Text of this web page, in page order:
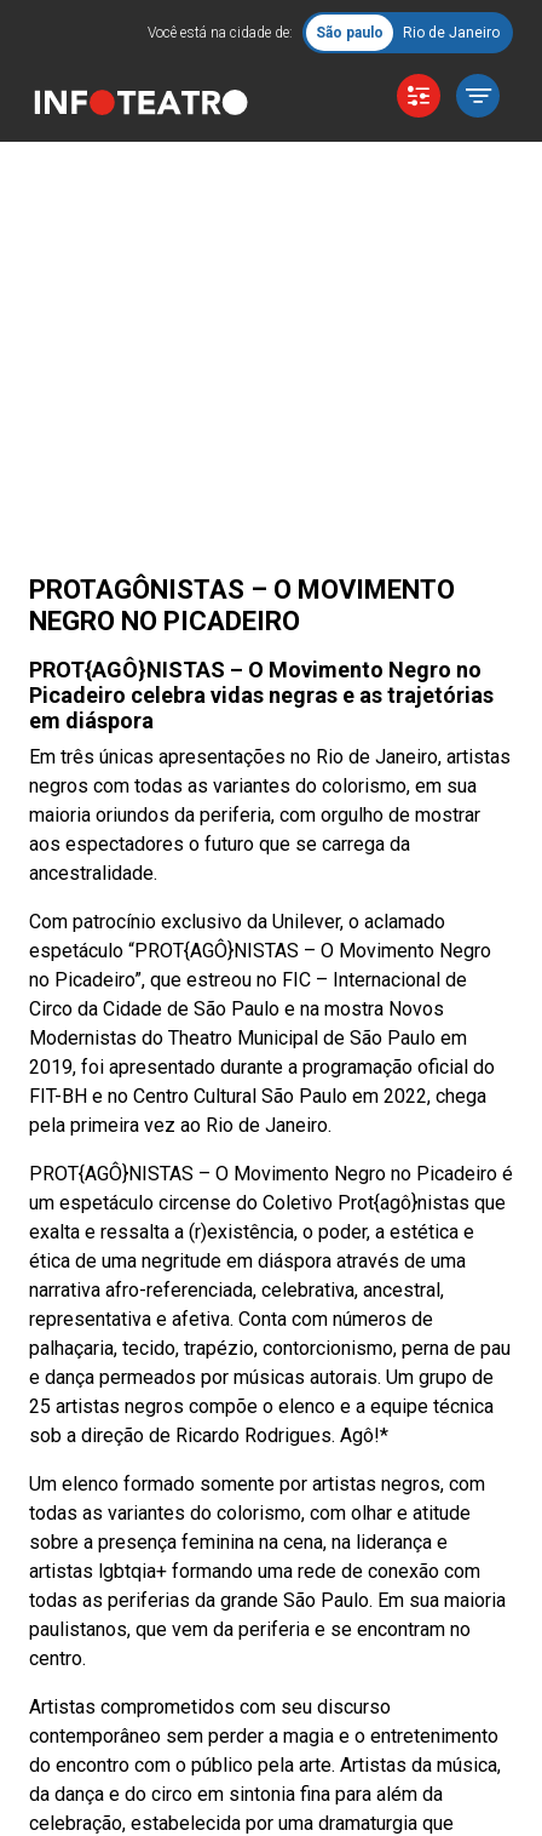
Você está na cidade de: São paulo Rio de Janeiro
PROTAGÔNISTAS – O MOVIMENTO
NEGRO NO PICADEIRO
PROT{AGÔ}NISTAS – O Movimento Negro no
Picadeiro celebra vidas negras e as trajetórias
em diáspora
Em três únicas apresentações no Rio de Janeiro, artistas
negros com todas as variantes do colorismo, em sua
maioria oriundos da periferia, com orgulho de mostrar
aos espectadores o futuro que se carrega da
ancestralidade.
Com patrocínio exclusivo da Unilever, o aclamado
espetáculo “PROT{AGÔ}NISTAS – O Movimento Negro
no Picadeiro”, que estreou no FIC – Internacional de
Circo da Cidade de São Paulo e na mostra Novos
Modernistas do Theatro Municipal de São Paulo em
2019, foi apresentado durante a programação oficial do
FIT-BH e no Centro Cultural São Paulo em 2022, chega
pela primeira vez ao Rio de Janeiro.
PROT{AGÔ}NISTAS – O Movimento Negro no Picadeiro é
um espetáculo circense do Coletivo Prot{agô}nistas que
exalta e ressalta a (r)existência, o poder, a estética e
ética de uma negritude em diáspora através de uma
narrativa afro-referenciada, celebrativa, ancestral,
representativa e afetiva. Conta com números de
palhaçaria, tecido, trapézio, contorcionismo, perna de pau
e dança permeados por músicas autorais. Um grupo de
25 artistas negros compõe o elenco e a equipe técnica
sob a direção de Ricardo Rodrigues. Agô!*
Um elenco formado somente por artistas negros, com
todas as variantes do colorismo, com olhar e atitude
sobre a presença feminina na cena, na liderança e
artistas lgbtqia+ formando uma rede de conexão com
todas as periferias da grande São Paulo. Em sua maioria
paulistanos, que vem da periferia e se encontram no
centro.
Artistas comprometidos com seu discurso
contemporâneo sem perder a magia e o entretenimento
do encontro com o público pela arte. Artistas da música,
da dança e do circo em sintonia fina para além da
celebração, estabelecida por uma dramaturgia que